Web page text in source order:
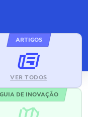
ARTIGOS
VER TODOS
GUIA DE INOVAÇÃO